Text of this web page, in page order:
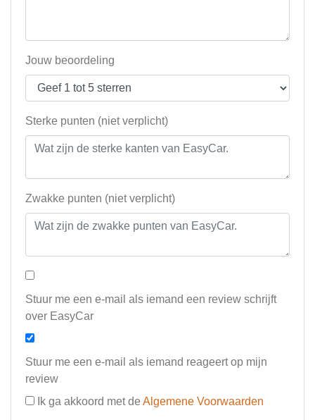
Jouw beoordeling
Sterke punten (niet verplicht)
Zwakke punten (niet verplicht)
Stuur me een e-mail als iemand een review schrijft
over EasyCar
Stuur me een e-mail als iemand reageert op mijn
review
Ik ga akkoord met de Algemene Voorwaarden